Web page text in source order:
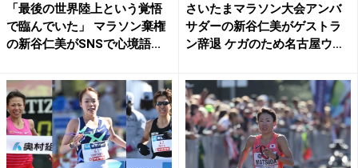
「最後の世界陸上という覚悟
で臨んでいた」 マラソン棄権
の新谷仁美がSNSで心境語...
さいたまマラソン大会アンバ
サダーの新谷仁美がゲストラ
ン辞退 ケガのため名古屋ウ